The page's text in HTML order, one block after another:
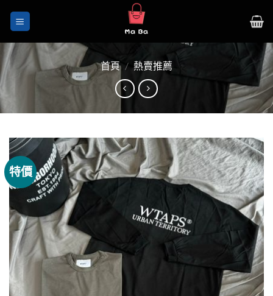
首頁 / 熱賣推薦
特價